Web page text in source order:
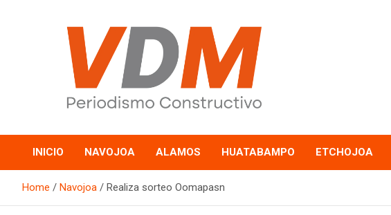
valledelmayo.com
INICIO NAVOJOA ALAMOS HUATABAMPO ETCHOJOA
Home Navojoa Realiza sorteo Oomapasn